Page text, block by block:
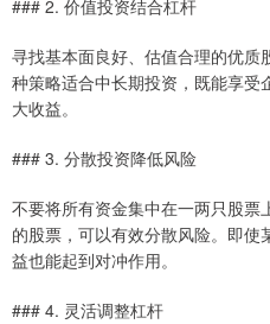
### 2. 价值投资结合杠杆
寻找基本面良好、估值合理的优
种策略适合中长期投资，既能享
大收益。
### 3. 分散投资降低风险
不要将所有资金集中在一两只股
的股票，可以有效分散风险。即
益也能起到对冲作用。
### 4. 灵活调整杠杆